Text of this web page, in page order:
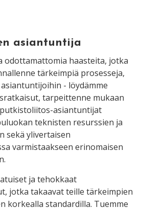
asiantuntija
odottamattomia haasteita, jotka
tärkeimpiä prosesseja,
- löydämme
tarpeittenne mukaan
asiantuntijat
teknisten resurssien ja
sekä ylivertaisen
varmistaakseen erinomaisen
ja tehokkaat
jotka takaavat teille tärkeimpien
korkealla standardilla. Tuemme